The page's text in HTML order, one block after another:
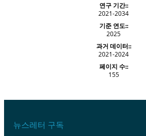
연구 기간::
2021-2034
기준 연도::
2025
과거 데이터::
2021-2024
페이지 수::
155
뉴스레터 구독